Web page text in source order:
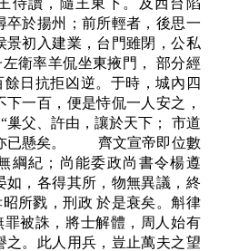
侍讀，隨王東下。及西台陷
卒於揚州；前所輕者，後思一
入建業，台門雖閉，公私
衛率羊侃坐東掖門， 部分經
日抗拒凶逆。于時，城內四
一百，便是恃侃一人安之，
巢父、許由，讓於天下； 市道
已懸矣。 齊文宣帝即位數
綱紀；尚能委政尚書令楊遵
如，各得其所，物無異議，終
所戮，刑政 於是衰矣。斛律
被誅，將士解體，周人始有
之。此人用兵，豈止萬夫之望